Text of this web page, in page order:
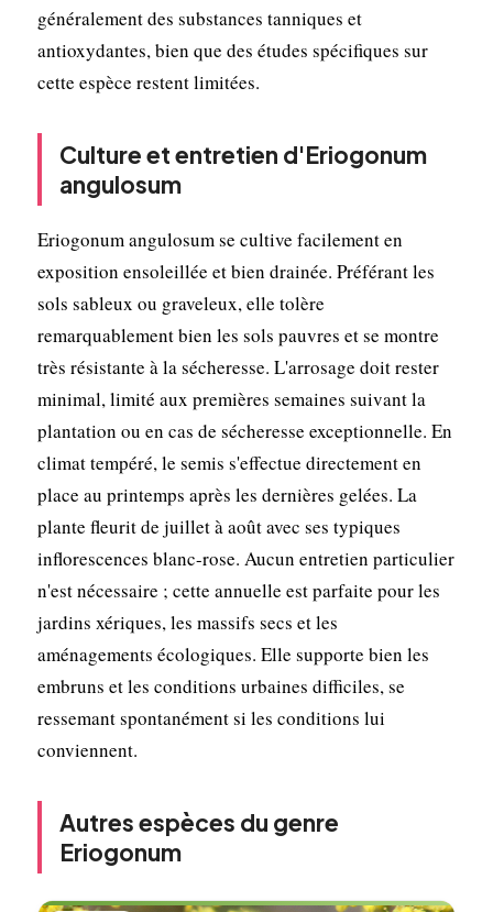
généralement des substances tanniques et
antioxydantes, bien que des études spécifiques sur
cette espèce restent limitées.
Culture et entretien d'Eriogonum
angulosum
Eriogonum angulosum se cultive facilement en
exposition ensoleillée et bien drainée. Préférant les
sols sableux ou graveleux, elle tolère
remarquablement bien les sols pauvres et se montre
très résistante à la sécheresse. L'arrosage doit rester
minimal, limité aux premières semaines suivant la
plantation ou en cas de sécheresse exceptionnelle. En
climat tempéré, le semis s'effectue directement en
place au printemps après les dernières gelées. La
plante fleurit de juillet à août avec ses typiques
inflorescences blanc-rose. Aucun entretien particulier
n'est nécessaire ; cette annuelle est parfaite pour les
jardins xériques, les massifs secs et les
aménagements écologiques. Elle supporte bien les
embruns et les conditions urbaines difficiles, se
ressemant spontanément si les conditions lui
conviennent.
Autres espèces du genre
Eriogonum